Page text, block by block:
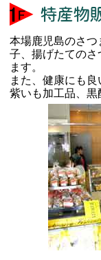
本場鹿児島のさ
子、揚げたての
ます。
また、健康にも
紫いも加工品、黒